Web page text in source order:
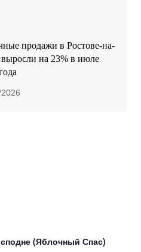
продажи в Ростове-на-
на 23% в июле
(Яблочный Спас)